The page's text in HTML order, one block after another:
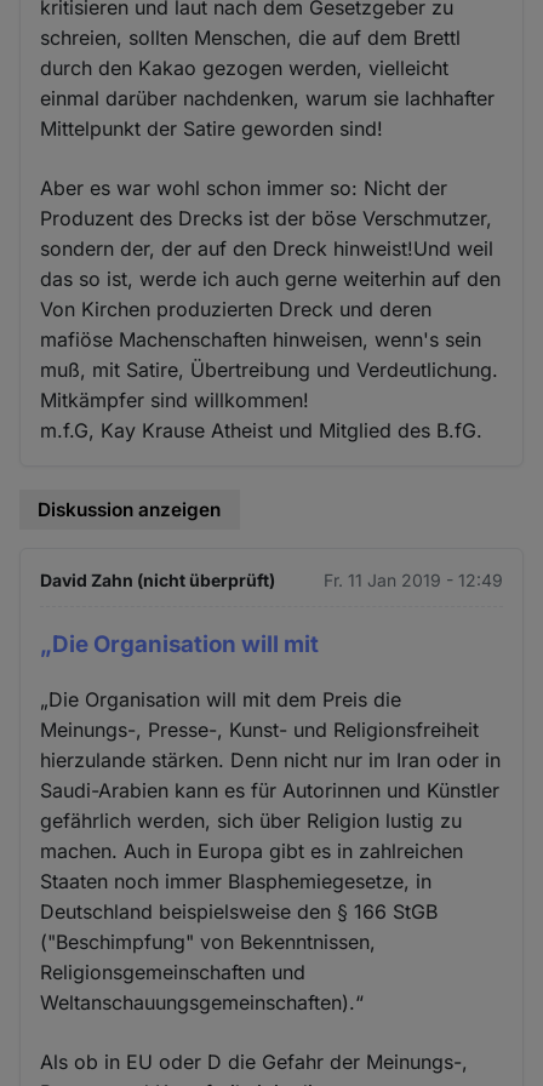
kritisieren und laut nach dem Gesetzgeber zu
schreien, sollten Menschen, die auf dem Brettl
durch den Kakao gezogen werden, vielleicht
einmal darüber nachdenken, warum sie lachhafter
Mittelpunkt der Satire geworden sind!
Aber es war wohl schon immer so: Nicht der
Produzent des Drecks ist der böse Verschmutzer,
sondern der, der auf den Dreck hinweist!Und weil
das so ist, werde ich auch gerne weiterhin auf den
Von Kirchen produzierten Dreck und deren
mafiöse Machenschaften hinweisen, wenn's sein
muß, mit Satire, Übertreibung und Verdeutlichung.
Mitkämpfer sind willkommen!
m.f.G, Kay Krause Atheist und Mitglied des B.fG.
Diskussion anzeigen
David Zahn (nicht überprüft) Fr. 11 Jan 2019 - 12:49
„Die Organisation will mit
„Die Organisation will mit dem Preis die
Meinungs-, Presse-, Kunst- und Religionsfreiheit
hierzulande stärken. Denn nicht nur im Iran oder in
Saudi-Arabien kann es für Autorinnen und Künstler
gefährlich werden, sich über Religion lustig zu
machen. Auch in Europa gibt es in zahlreichen
Staaten noch immer Blasphemiegesetze, in
Deutschland beispielsweise den § 166 StGB
("Beschimpfung" von Bekenntnissen,
Religionsgemeinschaften und
Weltanschauungsgemeinschaften).“
Als ob in EU oder D die Gefahr der Meinungs-,